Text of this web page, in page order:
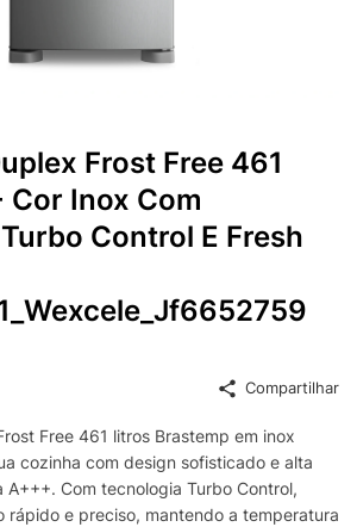
Frost Free 461
Cor Inox Com
Control E Fresh
Compartilhar
Free 461 litros Brastemp em inox
cozinha com design sofisticado e alta
Com tecnologia Turbo Control,
rápido e preciso, mantendo a temperatura